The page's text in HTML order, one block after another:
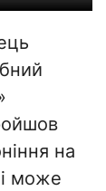
на
може